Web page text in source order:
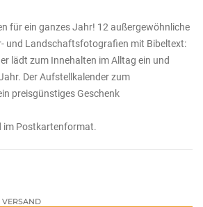
für ein ganzes Jahr! 12 außergewöhnliche
und Landschaftsfotografien mit Bibeltext:
lädt zum Innehalten im Alltag ein und
Der Aufstellkalender zum
preisgünstiges Geschenk
im Postkartenformat.